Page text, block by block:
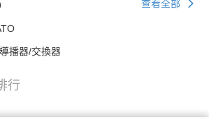
查看全部
導播器/交換器
行